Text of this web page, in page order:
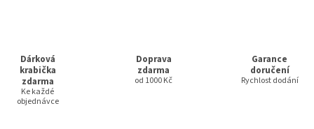
Dárková
krabička
zdarma
Ke každé
objednávce
Doprava
zdarma
od 1000 Kč
Garance
doručení
Rychlost dodání